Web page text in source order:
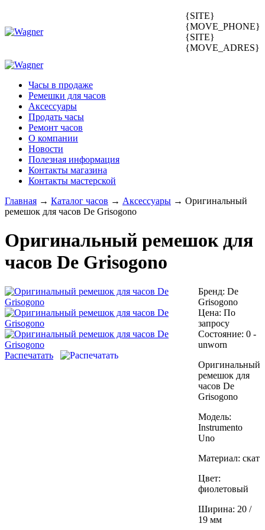
{SITE}
{MOVE_PHONE}
{SITE}
{MOVE_ADRES}
Часы в продаже
Ремешки для часов
Аксессуары
Продать часы
Ремонт часов
О компании
Новости
Полезная информация
Контакты магазина
Контакты мастерской
Главная → Каталог часов → Аксессуары → Оригинальный
ремешок для часов De Grisogono
Оригинальный ремешок для
часов De Grisogono
Распечатать
Бренд: De
Grisogono
Цена: По
запросу
Состояние: 0 -
unworn
Оригинальный
ремешок для
часов De
Grisogono
Модель:
Instrumento
Uno
Материал: скат
Цвет:
фиолетовый
Ширина: 20 /
19 мм